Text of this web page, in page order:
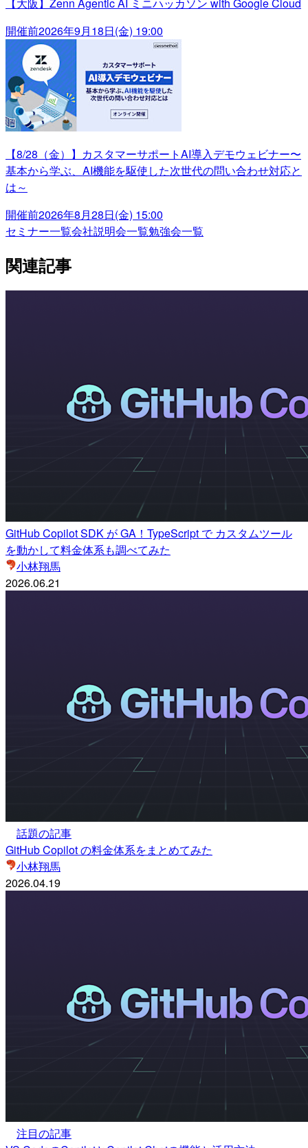
開催前2026年9月18日(金) 19:00
【8/28（金）】カスタマーサポートAI導入デモウェビナー〜
基本から学ぶ、AI機能を駆使した次世代の問い合わせ対応と
は～
開催前2026年8月28日(金) 15:00
セミナー一覧会社説明会一覧勉強会一覧
関連記事
GitHub Copilot SDK が GA！TypeScript で カスタムツール
を動かして料金体系も調べてみた
小林翔馬
2026.06.21
話題の記事
GitHub Copilot の料金体系をまとめてみた
小林翔馬
2026.04.19
注目の記事